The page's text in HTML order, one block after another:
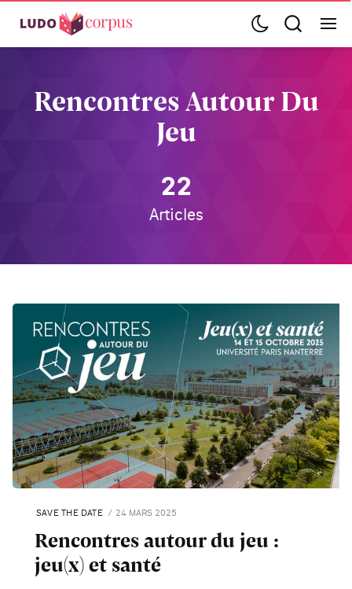
Rencontres Autour Du
Jeu
22
Articles
SAVE THE DATE 24 MARS 2025
Rencontres autour du jeu :
jeu(x) et santé